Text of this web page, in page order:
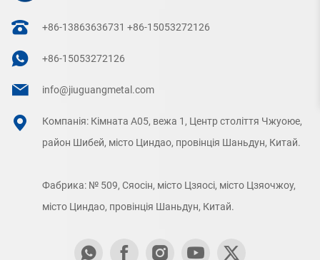
+86-13863636731 +86-15053272126
+86-15053272126
info@jiuguangmetal.com
Компанія: Кімната A05, вежа 1, Центр століття Чжуоюе,
район Шибей, місто Циндао, провінція Шаньдун, Китай.
Фабрика: № 509, Сяосін, місто Цзяосі, місто Цзяочжоу,
місто Циндао, провінція Шаньдун, Китай.